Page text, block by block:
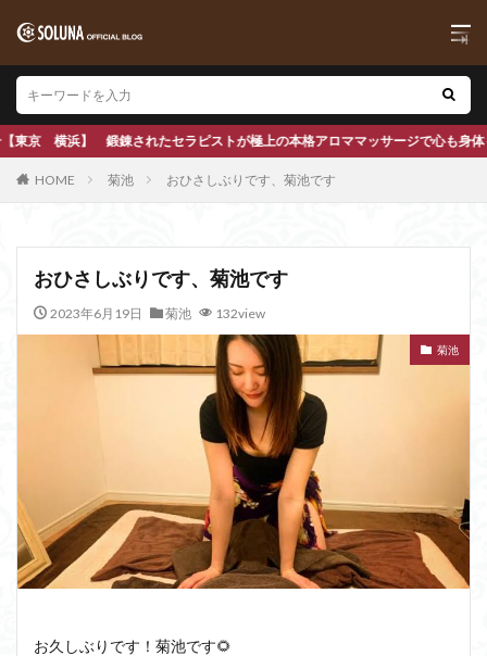
本格アロママッサージで心も身体もほぐします
HOME 菊池 おひさしぶりです、菊池です
おひさしぶりです、菊池です
2023年6月19日 菊池 132view
菊池
お久しぶりです！菊池です🌻